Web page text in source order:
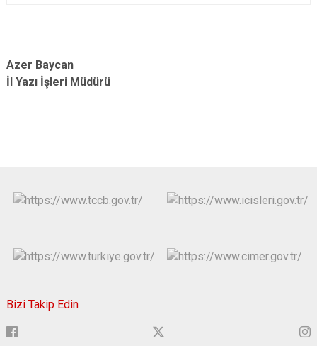
Azer Baycan
İl Yazı İşleri Müdürü
Bizi Takip Edin